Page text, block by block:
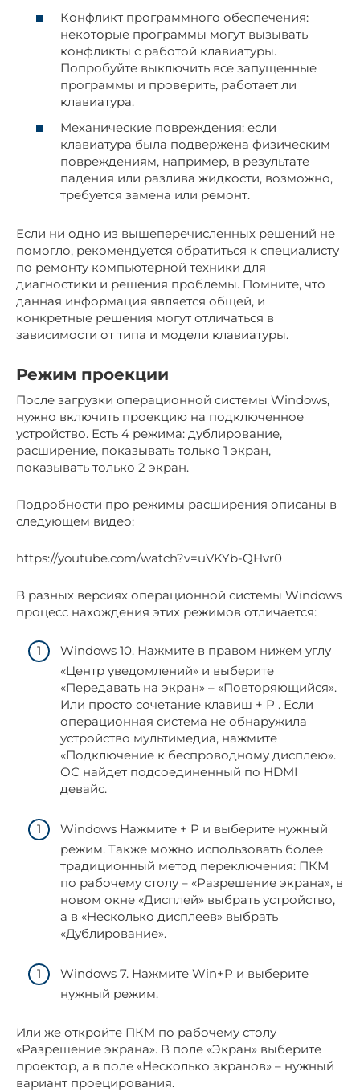
Конфликт программного обеспечения:
некоторые программы могут вызывать
конфликты с работой клавиатуры.
Попробуйте выключить все запущенные
программы и проверить, работает ли
клавиатура.
Механические повреждения: если
клавиатура была подвержена физическим
повреждениям, например, в результате
падения или разлива жидкости, возможно,
требуется замена или ремонт.
Если ни одно из вышеперечисленных решений не
помогло, рекомендуется обратиться к специалисту
по ремонту компьютерной техники для
диагностики и решения проблемы. Помните, что
данная информация является общей, и
конкретные решения могут отличаться в
зависимости от типа и модели клавиатуры.
Режим проекции
После загрузки операционной системы Windows,
нужно включить проекцию на подключенное
устройство. Есть 4 режима: дублирование,
расширение, показывать только 1 экран,
показывать только 2 экран.
Подробности про режимы расширения описаны в
следующем видео:
https://youtube.com/watch?v=uVKYb-QHvr0
В разных версиях операционной системы Windows
процесс нахождения этих режимов отличается:
Windows 10. Нажмите в правом нижем углу
«Центр уведомлений» и выберите
«Передавать на экран» – «Повторяющийся».
Или просто сочетание клавиш + P . Если
операционная система не обнаружила
устройство мультимедиа, нажмите
«Подключение к беспроводному дисплею».
ОС найдет подсоединенный по HDMI
девайс.
Windows Нажмите + P и выберите нужный
режим. Также можно использовать более
традиционный метод переключения: ПКМ
по рабочему столу – «Разрешение экрана», в
новом окне «Дисплей» выбрать устройство,
а в «Несколько дисплеев» выбрать
«Дублирование».
Windows 7. Нажмите Win+P и выберите
нужный режим.
Или же откройте ПКМ по рабочему столу
«Разрешение экрана». В поле «Экран» выберите
проектор, а в поле «Несколько экранов» – нужный
вариант проецирования.